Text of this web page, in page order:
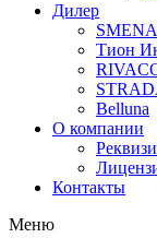
Дилер
SMENA
Тион
Belluna
О компании
Контакты
Меню